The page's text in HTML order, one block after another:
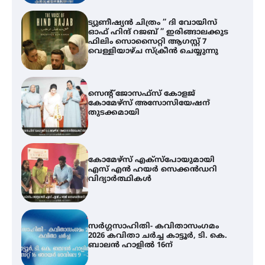
ട്യുണീഷ്യൻ ചിത്രം ” ദി വോയിസ്
ഓഫ് ഹിന്ദ് റജബ് ” ഇരിങ്ങാലക്കുട
ഫിലിം സൊസൈറ്റി ആഗസ്റ്റ് 7
വെള്ളിയാഴ്ച സ്‌ക്രീൻ ചെയ്യുന്നു
സെന്റ് ജോസഫ്സ് കോളജ്
കോമേഴ്‌സ് അസോസിയേഷന്
തുടക്കമായി
കോമേഴ്സ് എക്സ്പോയുമായി
എസ് എൻ ഹയർ സെക്കൻഡറി
വിദ്യാർത്ഥികൾ
സർഗ്ഗസാഹിതി- കവിതാസംഗമം
2026 കവിതാ ചർച്ച കാട്ടൂർ, ടി. കെ.
ബാലൻ ഹാളിൽ 16ന്